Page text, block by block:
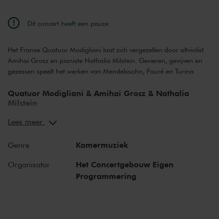
Dit concert heeft een pauze
Het Franse Quatuor Modigliani laat zich vergezellen door altviolist
Amihai Grosz en pianiste Nathalia Milstein. Gevieren, gevijven en
gezessen speelt het werken van Mendelssohn, Fauré en Turina.
Quatuor Modigliani & Amihai Grosz & Nathalia
Milstein
Zeitungomschreven als een van de beste strijkkwartetten ter wereld.
pianiste Nathalia Milstein. Gevieren, gevijven en gezessen speelt het
werken van Mendelssohn tot Turina. Én Fauré’s
Eerste
pianokwartet
, vol ingetogen drama en dynamische contrasten.
Lees meer
Genre Kamermuziek
Organisator
Het Concertgebouw Eigen
Programmering